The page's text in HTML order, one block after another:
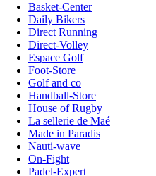
Basket-Center
Daily Bikers
Direct Running
Direct-Volley
Espace Golf
Foot-Store
Golf and co
Handball-Store
House of Rugby
La sellerie de Maé
Made in Paradis
Nauti-wave
On-Fight
Padel-Expert